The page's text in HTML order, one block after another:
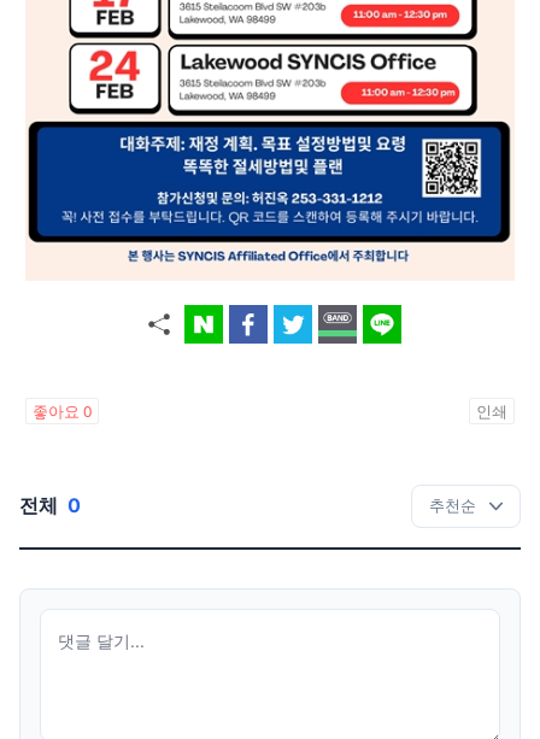
좋아요 0 인쇄
전체 0